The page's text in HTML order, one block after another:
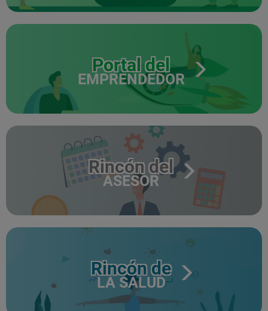
Portal del
EMPRENDEDOR
Rincón del
ASESOR
Rincón de
LA SALUD